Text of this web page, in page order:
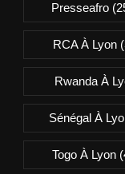
Presseafro
RCA À Lyon
Rwanda À
Sénégal À
Togo À Lyon